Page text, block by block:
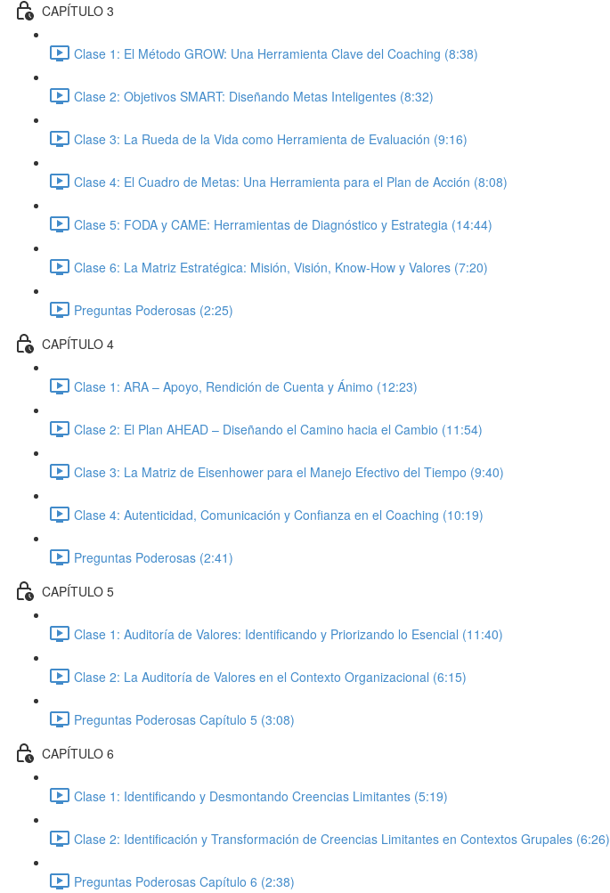
CAPÍTULO 3
Clase 1: El Método GROW: Una Herramienta Clave del Coaching (8:38)
Clase 2: Objetivos SMART: Diseñando Metas Inteligentes (8:32)
Clase 3: La Rueda de la Vida como Herramienta de Evaluación (9:16)
Clase 4: El Cuadro de Metas: Una Herramienta para el Plan de Acción (8:08)
Clase 5: FODA y CAME: Herramientas de Diagnóstico y Estrategia (14:44)
Clase 6: La Matriz Estratégica: Misión, Visión, Know-How y Valores (7:20)
Preguntas Poderosas (2:25)
CAPÍTULO 4
Clase 1: ARA – Apoyo, Rendición de Cuenta y Ánimo (12:23)
Clase 2: El Plan AHEAD – Diseñando el Camino hacia el Cambio (11:54)
Clase 3: La Matriz de Eisenhower para el Manejo Efectivo del Tiempo (9:40)
Clase 4: Autenticidad, Comunicación y Confianza en el Coaching (10:19)
Preguntas Poderosas (2:41)
CAPÍTULO 5
Clase 1: Auditoría de Valores: Identificando y Priorizando lo Esencial (11:40)
Clase 2: La Auditoría de Valores en el Contexto Organizacional (6:15)
Preguntas Poderosas Capítulo 5 (3:08)
CAPÍTULO 6
Clase 1: Identificando y Desmontando Creencias Limitantes (5:19)
Clase 2: Identificación y Transformación de Creencias Limitantes en Contextos Grupales (6:26)
Preguntas Poderosas Capítulo 6 (2:38)